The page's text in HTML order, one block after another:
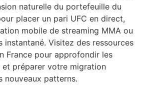
naturelle du portefeuille du
placer un pari UFC en direct,
mobile de streaming MMA ou
instantané. Visitez des ressources
France pour approfondir les
et préparer votre migration
nouveaux patterns.